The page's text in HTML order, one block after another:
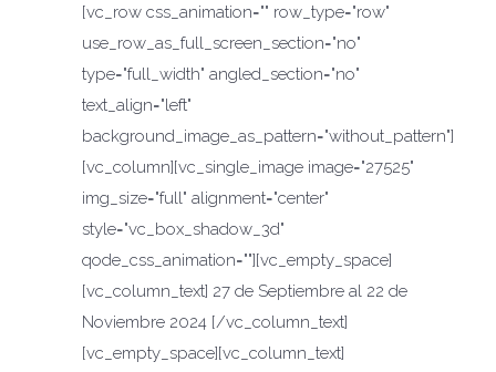
[vc_row css_animation="" row_type="row"
use_row_as_full_screen_section="no"
type="full_width" angled_section="no"
text_align="left"
background_image_as_pattern="without_pattern"]
[vc_column][vc_single_image image="27525"
img_size="full" alignment="center"
style="vc_box_shadow_3d"
qode_css_animation=""][vc_empty_space]
[vc_column_text] 27 de Septiembre al 22 de
Noviembre 2024 [/vc_column_text]
[vc_empty_space][vc_column_text]